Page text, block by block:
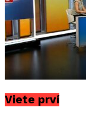
Viete prví